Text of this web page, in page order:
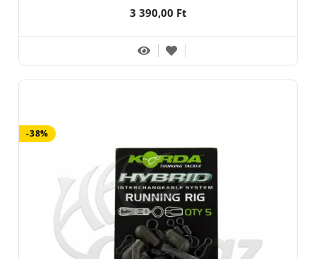
3 390,00 Ft
-38%